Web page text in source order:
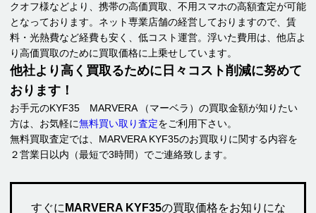
クオフ様などより、携帯の高価買取、不用スマホの高額査定が可能
となっております。ネット専業店舗の経営しておりますので、賃
料・光熱費など経費も安く、低コスト運営。浮いた費用は、他店よ
り高価買取のために買取価格に上乗せしています。
他社より高く買取るために日々コスト削減に努めて
おります！
お手元のKYF35 MARVERA （マーベラ）の買取金額が知りたい
方は、お気軽に無料買い取り査定をご利用下さい。
無料買取査定では、MARVERA KYF35のお買取りに関する内容を
２営業日以内（最短で3時間）でご連絡致します。
すぐに MARVERA KYF35の買取価格をお知りにな